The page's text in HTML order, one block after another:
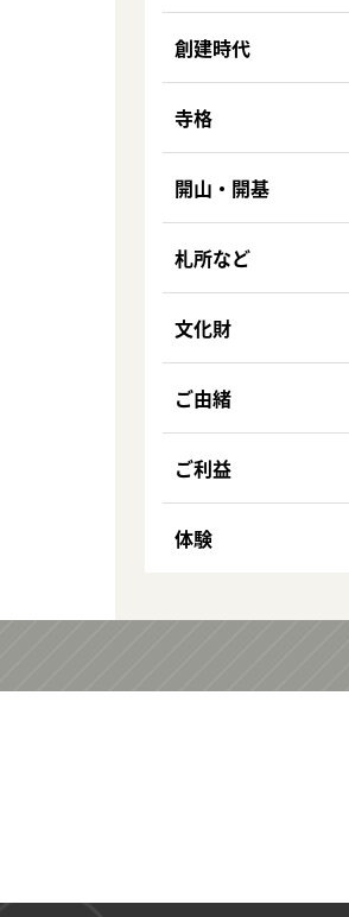
創建時代
寺格
開山・開基
札所など
文化財
ご由緒
ご利益
体験